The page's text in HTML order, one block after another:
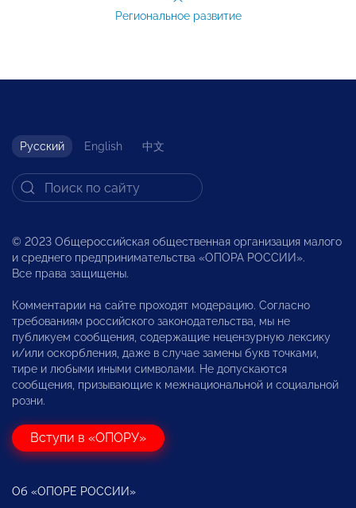
Региональное развитие
Русский English 中文
© 2023 Общероссийская общественная организация малого
и среднего предпринимательства «ОПОРА РОССИИ».
Все права защищены.
Комментарии на сайте проходят модерацию. Согласно
требованиям российского законодательства, мы не
публикуем сообщения, содержащие нецензурную лексику
и/или оскорбления, даже в случае замены букв точками,
тире и любыми иными символами. Не допускаются
сообщения, призывающие к межнациональной и социальной
розни.
Вступи в «ОПОРУ»
Об «ОПОРЕ РОССИИ»